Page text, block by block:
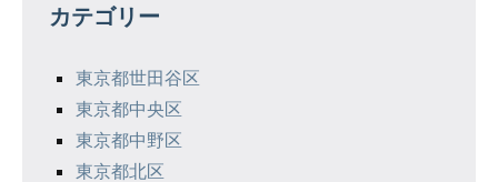
ー
カテゴリー
東京都世田谷区
東京都中央区
東京都中野区
東京都北区